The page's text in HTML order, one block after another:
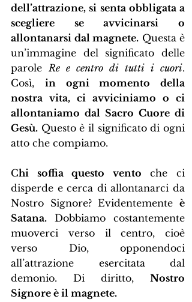
dell’attrazione, si senta obbligata a
scegliere se avvicinarsi o
allontanarsi dal magnete. Questa è
un’immagine del significato delle
parole Re e centro di tutti i cuori.
Così, in ogni momento della
nostra vita, ci avviciniamo o ci
allontaniamo dal Sacro Cuore di
Gesù. Questo è il significato di ogni
atto che compiamo.
Chi soffia questo vento che ci
disperde e cerca di allontanarci da
Nostro Signore? Evidentemente è
Satana. Dobbiamo costantemente
muoverci verso il centro, cioè
verso Dio, opponendoci
all’attrazione esercitata dal
demonio. Di diritto, Nostro
Signore è il magnete.